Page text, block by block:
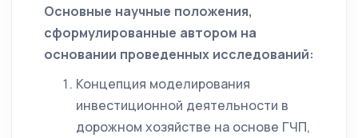
Основные научные положения,
сформулированные автором на
основании проведенных исследований:
Концепция моделирования
инвестиционной деятельности в
дорожном хозяйстве на основе ГЧП,